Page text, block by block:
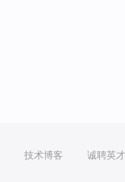
技术博客 诚聘英才